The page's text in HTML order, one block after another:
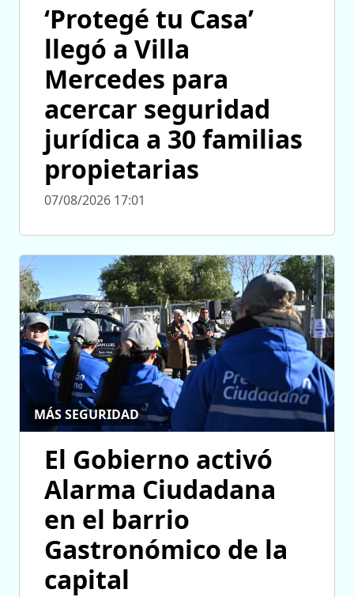
‘Protegé tu Casa’
llegó a Villa
Mercedes para
acercar seguridad
jurídica a 30 familias
propietarias
07/08/2026 17:01
MÁS SEGURIDAD
El Gobierno activó
Alarma Ciudadana
en el barrio
Gastronómico de la
capital